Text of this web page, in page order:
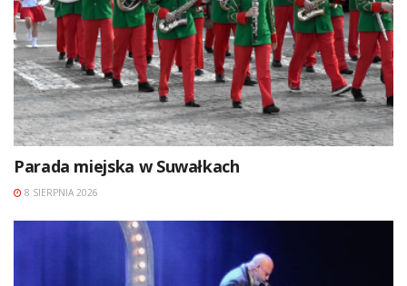
Parada miejska w Suwałkach
8 SIERPNIA 2026